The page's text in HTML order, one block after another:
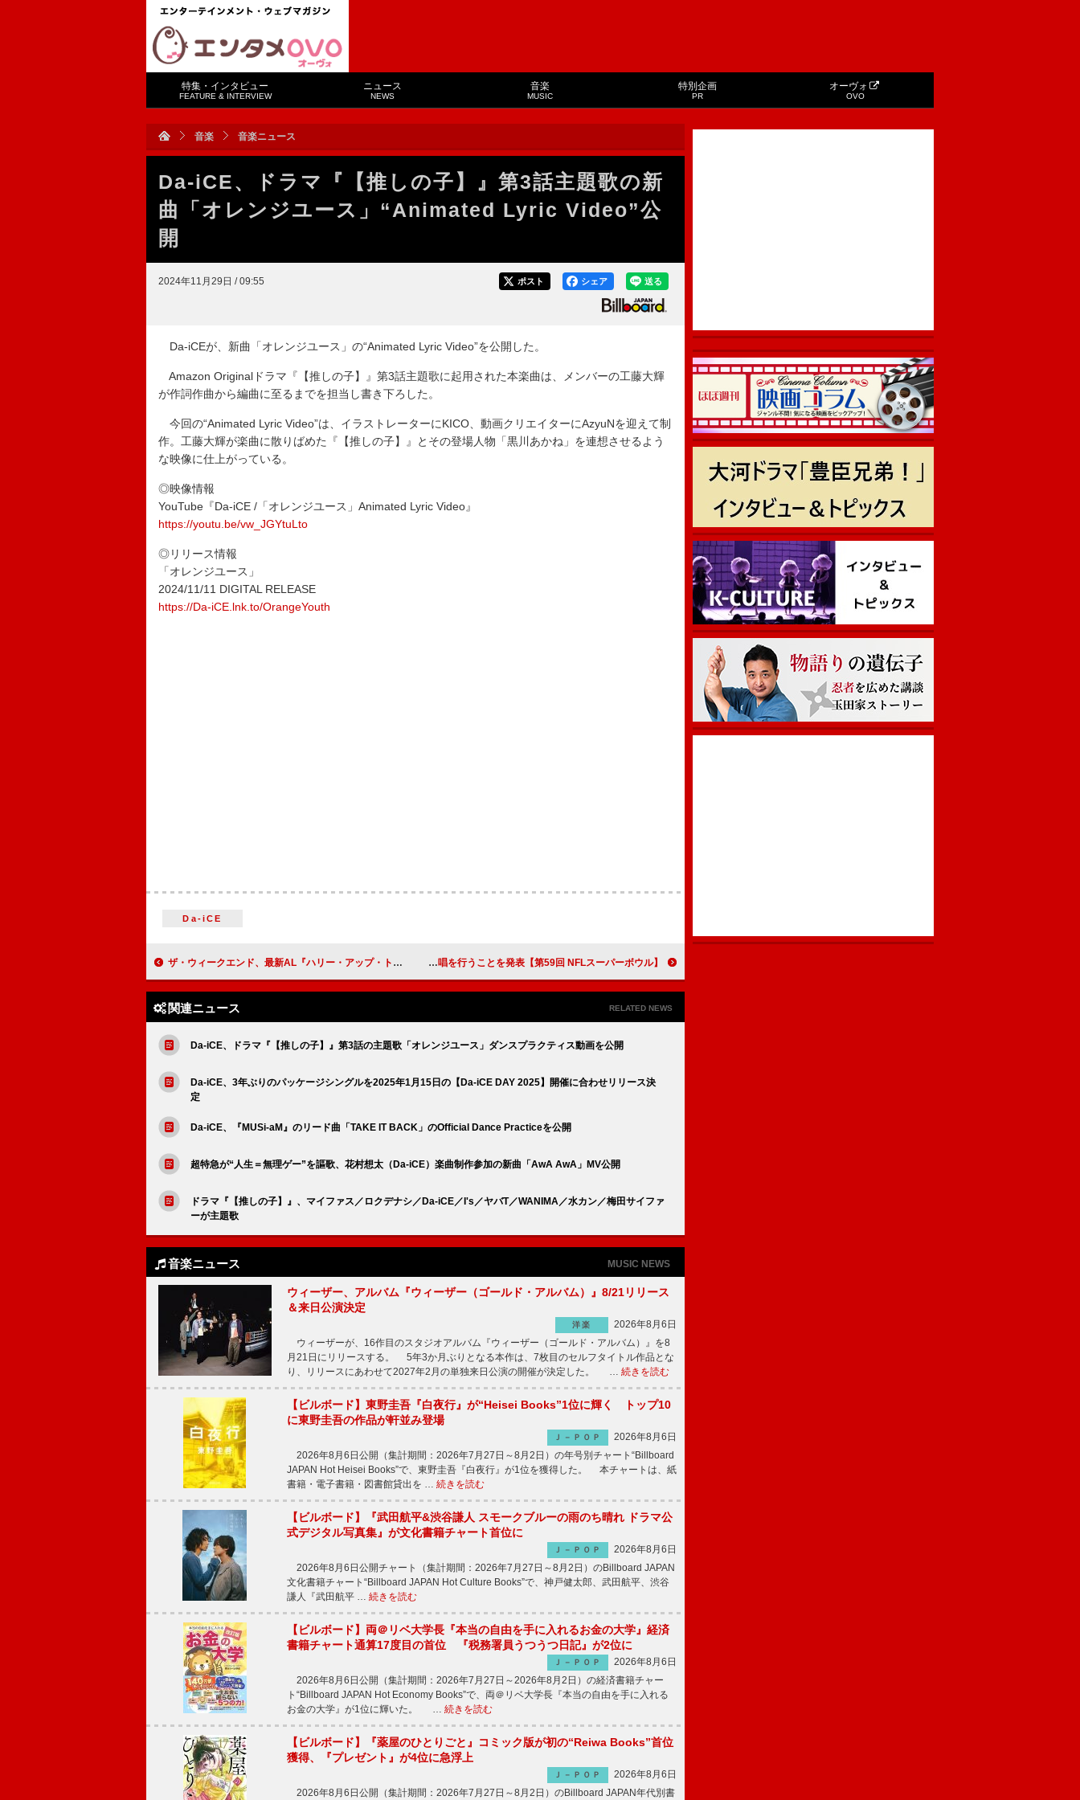
特集・インタビュー
FEATURE & INTERVIEW
ニュース
NEWS
音楽
MUSIC
特別企画
PR
オーヴォ
OVO
音楽 音楽ニュース
Da-iCE、ドラマ『【推しの子】』第3話主題歌の新
曲「オレンジユース」“Animated Lyric Video”公
開
2024年11月29日 / 09:55 送る
シェア
ポスト
Da-iCEが、新曲「オレンジユース」の“Animated Lyric Video”を公開した。
Amazon Originalドラマ『【推しの子】』第3話主題歌に起用された本楽曲は、メンバーの工藤大輝
が作詞作曲から編曲に至るまでを担当し書き下ろした。
今回の“Animated Lyric Video”は、イラストレーターにKICO、動画クリエイターにAzyuNを迎えて制
作。工藤大輝が楽曲に散りばめた『【推しの子】』とその登場人物「黒川あかね」を連想させるよう
な映像に仕上がっている。
◎映像情報
YouTube『Da-iCE /「オレンジユース」Animated Lyric Video』
https://youtu.be/vw_JGYtuLto
◎リリース情報
「オレンジユース」
2024/11/11 DIGITAL RELEASE
https://Da-iCE.lnk.to/OrangeYouth
Da-iCE
ザ・ウィークエンド、最新AL『ハリー・アップ・トゥモロー』のリリース日発表 【第59回 NFLスーパーボウル】ジョン・バティステ、国歌独唱を行うことを発表
関連ニュース RELATED NEWS
Da-iCE、ドラマ『【推しの子】』第3話の主題歌「オレンジユース」ダンスプラクティス動画を公開
Da-iCE、3年ぶりのパッケージシングルを2025年1月15日の【Da-iCE DAY 2025】開催に合わせリリース決
定
Da-iCE、『MUSi-aM』のリード曲「TAKE IT BACK」のOfficial Dance Practiceを公開
超特急が“人生＝無理ゲー”を謳歌、花村想太（Da-iCE）楽曲制作参加の新曲「AwA AwA」MV公開
ドラマ『【推しの子】』、マイファス／ロクデナシ／Da-iCE／I's／ヤバT／WANIMA／水カン／梅田サイファ
ーが主題歌
音楽ニュース MUSIC NEWS
ウィーザー、アルバム『ウィーザー（ゴールド・アルバム）』8/21リリース
＆来日公演決定
洋楽
2026年8月6日
ウィーザーが、16作目のスタジオアルバム『ウィーザー（ゴールド・アルバム）』を8
月21日にリリースする。 5年3か月ぶりとなる本作は、7枚目のセルフタイトル作品とな
り、リリースにあわせて2027年2月の単独来日公演の開催が決定した。 … 続きを読む
【ビルボード】東野圭吾『白夜行』が“Heisei Books”1位に輝く トップ10
に東野圭吾の作品が軒並み登場
Ｊ－ＰＯＰ
2026年8月6日
2026年8月6日公開（集計期間：2026年7月27日～8月2日）の年号別チャート“Billboard
JAPAN Hot Heisei Books”で、東野圭吾『白夜行』が1位を獲得した。 本チャートは、紙
書籍・電子書籍・図書館貸出を … 続きを読む
【ビルボード】『武田航平&渋谷謙人 スモークブルーの雨のち晴れ ドラマ公
式デジタル写真集』が文化書籍チャート首位に
Ｊ－ＰＯＰ
2026年8月6日
2026年8月6日公開チャート（集計期間：2026年7月27日～8月2日）のBillboard JAPAN
文化書籍チャート“Billboard JAPAN Hot Culture Books”で、神戸健太郎、武田航平、渋谷
謙人『武田航平 … 続きを読む
【ビルボード】両＠リベ大学長『本当の自由を手に入れるお金の大学』経済
書籍チャート通算17度目の首位 『税務署員うつうつ日記』が2位に
Ｊ－ＰＯＰ
2026年8月6日
2026年8月6日公開（集計期間：2026年7月27日～2026年8月2日）の経済書籍チャー
ト“Billboard JAPAN Hot Economy Books”で、両＠リベ大学長『本当の自由を手に入れる
お金の大学』が1位に輝いた。 … 続きを読む
【ビルボード】『薬屋のひとりごと』コミック版が初の“Reiwa Books”首位
獲得、『プレゼント』が4位に急浮上
Ｊ－ＰＯＰ
2026年8月6日
2026年8月6日公開（集計期間：2026年7月27日～8月2日）のBillboard JAPAN年代別書